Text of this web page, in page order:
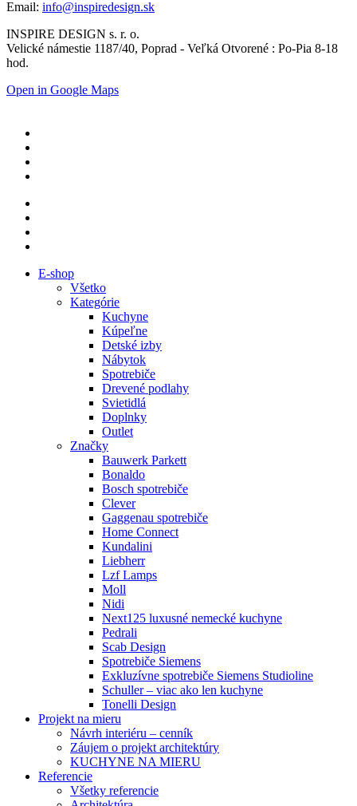
Email: info@inspiredesign.sk
INSPIRE DESIGN s. r. o.
Velické námestie 1187/40, Poprad - Veľká Otvorené : Po-Pia 8-18
hod.
Open in Google Maps
E-shop
Všetko
Kategórie
Kuchyne
Kúpeľne
Detské izby
Nábytok
Spotrebiče
Drevené podlahy
Svietidlá
Doplnky
Outlet
Značky
Bauwerk Parkett
Bonaldo
Bosch spotrebiče
Clever
Gaggenau spotrebiče
Home Connect
Kundalini
Liebherr
Lzf Lamps
Moll
Nidi
Next125 luxusné nemecké kuchyne
Pedrali
Scab Design
Spotrebiče Siemens
Exkluzívne spotrebiče Siemens Studioline
Schuller – viac ako len kuchyne
Tonelli Design
Projekt na mieru
Návrh interiéru – cenník
Záujem o projekt architektúry
KUCHYNE NA MIERU
Referencie
Všetky referencie